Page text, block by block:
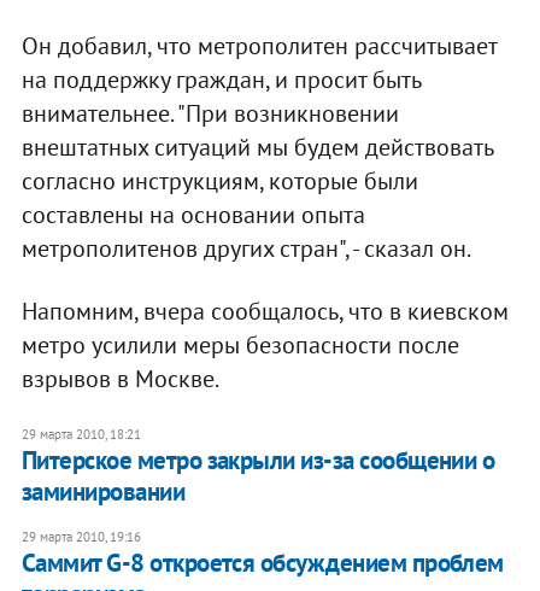
Он добавил, что метрополитен рассчитывает
на поддержку граждан, и просит быть
внимательнее. "При возникновении
внештатных ситуаций мы будем действовать
согласно инструкциям, которые были
составлены на основании опыта
метрополитенов других стран", - сказал он.
Напомним, вчера сообщалось, что в киевском
метро усилили меры безопасности после
взрывов в Москве.
29 марта 2010, 18:21
Питерское метро закрыли из-за сообщении о
заминировании
29 марта 2010, 19:16
Саммит G-8 откроется обсуждением проблем